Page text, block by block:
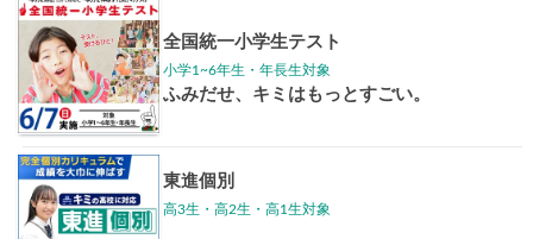
東大特進 トップリ
イベントほか